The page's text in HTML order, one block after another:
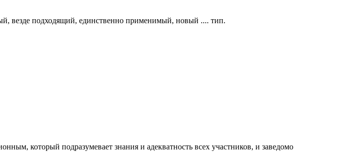
везде подходящий, единственно применимый, новый .... тип.
который подразумевает знания и адекватность всех участников, и заведомо